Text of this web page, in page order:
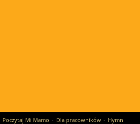
Poczytaj Mi Mamo Dla pracowników Hymn